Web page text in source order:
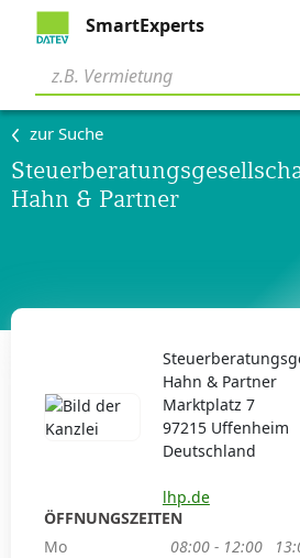
SmartExperts
zur Suche
Hahn & Partner
Hahn & Partner
Marktplatz 7
97215 Uffenheim
Deutschland
lhp.de
ÖFFNUNGSZEITEN
Mo
08:00 - 12:00